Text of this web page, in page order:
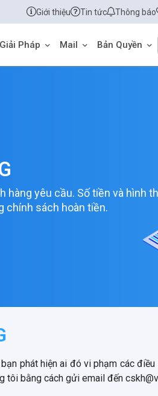
Giới thiệu Tin tức Thông báo
Giải Pháp Mail Bản Quyền
yêu cầu. Số tiền và hình
chính sách hoàn tiền.
phát hiện ai đó vi phạm các
tôi bằng cách gửi email đến